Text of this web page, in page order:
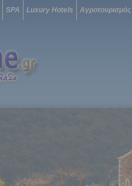
SPA Luxury Hotels Αγροτουρισμός